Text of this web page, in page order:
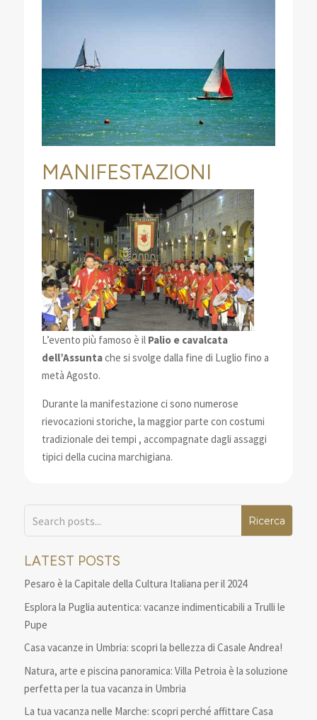
MANIFESTAZIONI
L’evento più famoso è il Palio e cavalcata
dell’Assuntache si svolge dalla fine di Luglio fino a
metà Agosto.
Durante la manifestazione ci sono numerose
rievocazioni storiche, la maggior parte con costumi
tradizionale dei tempi , accompagnate dagli assaggi
tipici della cucina marchigiana.
LATEST POSTS
Pesaro è la Capitale della Cultura Italiana per il 2024
Esplora la Puglia autentica: vacanze indimenticabili a Trulli le
Pupe
Casa vacanze in Umbria: scopri la bellezza di Casale Andrea!
Natura, arte e piscina panoramica: Villa Petroia è la soluzione
perfetta per la tua vacanza in Umbria
La tua vacanza nelle Marche: scopri perché affittare Casa